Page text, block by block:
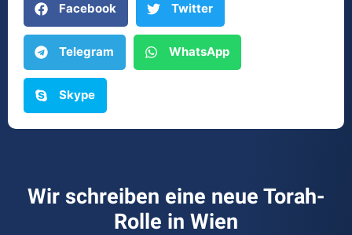
Facebook Twitter
Telegram WhatsApp
Skype
Wir schreiben eine neue Torah-
Rolle in Wien